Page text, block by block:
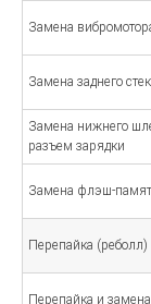
Замена
Замена заднего
Замена нижнего
разъем зарядки
Замена флэш-
Перепайка
Перепайка и